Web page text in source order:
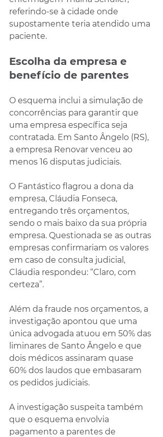
referindo-se à cidade onde
supostamente teria atendido uma
paciente.
Escolha da empresa e
benefício de parentes
O esquema inclui a simulação de
concorrências para garantir que
uma empresa específica seja
contratada. Em Santo Ângelo (RS),
a empresa Renovar venceu ao
menos 16 disputas judiciais.
O Fantástico flagrou a dona da
empresa, Cláudia Fonseca,
entregando três orçamentos,
sendo o mais baixo da sua própria
empresa. Questionada se as outras
empresas confirmariam os valores
em caso de consulta judicial,
Cláudia respondeu: “Claro, com
certeza”.
Além da fraude nos orçamentos, a
investigação apontou que uma
única advogada atuou em 50% das
liminares de Santo Ângelo e que
dois médicos assinaram quase
60% dos laudos que embasaram
os pedidos judiciais.
A investigação suspeita também
que o esquema envolvia
pagamento a parentes de